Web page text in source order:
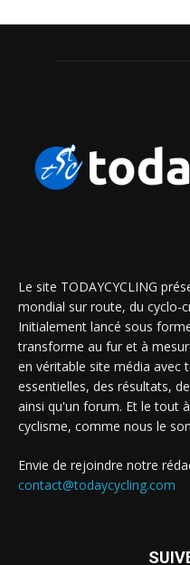
Le site TODAYCYCLING
mondial sur route, du cyclo-
Initialement lancé sous
transforme au fur et à
en véritable site média avec
essentielles, des résultats,
ainsi qu'un forum. Et le tout
cyclisme, comme nous le
Envie de rejoindre notre
contact@todaycycling.com